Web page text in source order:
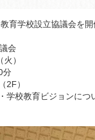
育学校設立協議会を開
会
）
2F）
校教育ビジョンにつ